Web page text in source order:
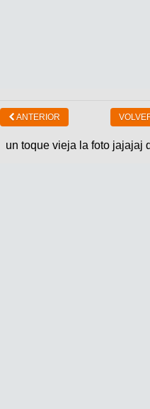
ANTERIOR
un toque vieja la foto jajajaj